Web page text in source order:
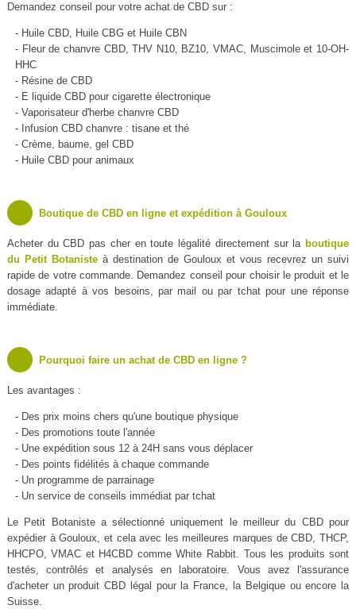
Demandez conseil pour votre achat de CBD sur :
- Huile CBD, Huile CBG et Huile CBN
- Fleur de chanvre CBD, THV N10, BZ10, VMAC, Muscimole et 10-OH-
HHC
- Résine de CBD
- E liquide CBD pour cigarette électronique
- Vaporisateur d'herbe chanvre CBD
- Infusion CBD chanvre : tisane et thé
- Crème, baume, gel CBD
- Huile CBD pour animaux
Boutique de CBD en ligne et expédition à Gouloux
Acheter du CBD pas cher en toute légalité directement sur la boutique
du Petit Botanisteà destination de Gouloux et vous recevrez un suivi
rapide de votre commande. Demandez conseil pour choisir le produit et le
dosage adapté à vos besoins, par mail ou par tchat pour une réponse
immédiate.
Pourquoi faire un achat de CBD en ligne ?
Les avantages :
- Des prix moins chers qu'une boutique physique
- Des promotions toute l'année
- Une expédition sous 12 à 24H sans vous déplacer
- Des points fidélités à chaque commande
- Un programme de parrainage
- Un service de conseils immédiat par tchat
Le Petit Botaniste a sélectionné uniquement le meilleur du CBD pour
expédier à Gouloux, et cela avec les meilleures marques de CBD, THCP,
HHCPO, VMAC et H4CBD comme White Rabbit. Tous les produits sont
testés, contrôlés et analysés en laboratoire. Vous avez l'assurance
d'acheter un produit CBD légal pour la France, la Belgique ou encore la
Suisse.